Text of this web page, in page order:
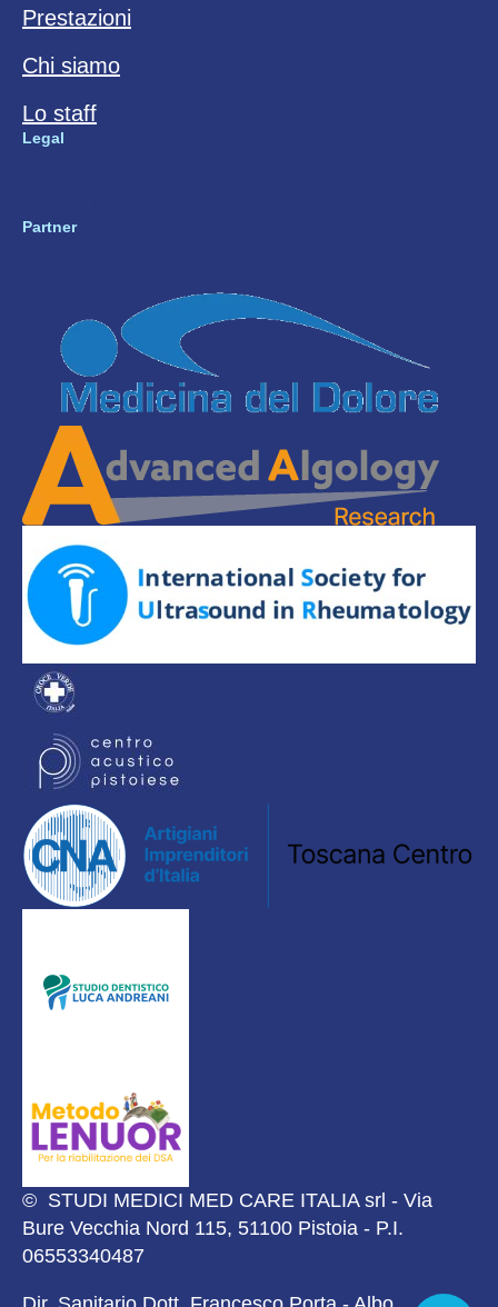
Prestazioni
Chi siamo
Lo staff
Legal
Partner
© STUDI MEDICI MED CARE ITALIA srl - Via
Bure Vecchia Nord 115, 51100 Pistoia - P.I.
06553340487